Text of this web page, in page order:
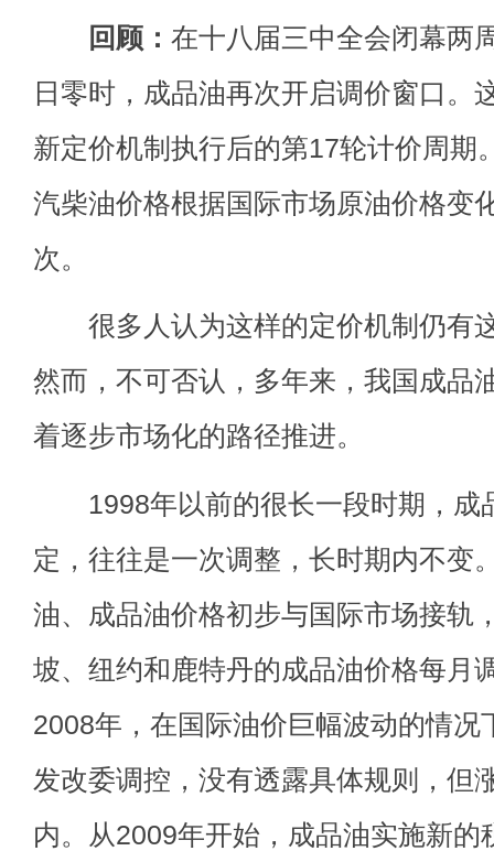
回顾： 在十八届三中全会闭幕两
日零时，成品油再次开启调价窗口。
新定价机制执行后的第17轮计价周期
汽柴油价格根据国际市场原油价格变
次。
很多人认为这样的定价机制仍有
然而，不可否认，多年来，我国成品
着逐步市场化的路径推进。
1998年以前的很长一段时期，成
定，往往是一次调整，长时期内不变
油、成品油价格初步与国际市场接轨
坡、纽约和鹿特丹的成品油价格每月
2008年，在国际油价巨幅波动的情况
发改委调控，没有透露具体规则，但
内。从2009年开始，成品油实施新的